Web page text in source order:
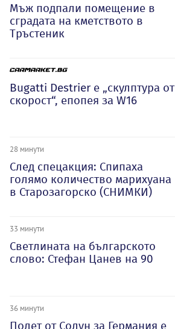
Мъж подпали помещение в
сградата на кметството в
Тръстеник
Bugatti Destrier е „скулптура от
скорост“, епопея за W16
28 минути
След спецакция: Спипаха
голямо количество марихуана
в Старозагорско (СНИМКИ)
33 минути
Светлината на българското
слово: Стефан Цанев на 90
36 минути
Полет от Солун за Германия е